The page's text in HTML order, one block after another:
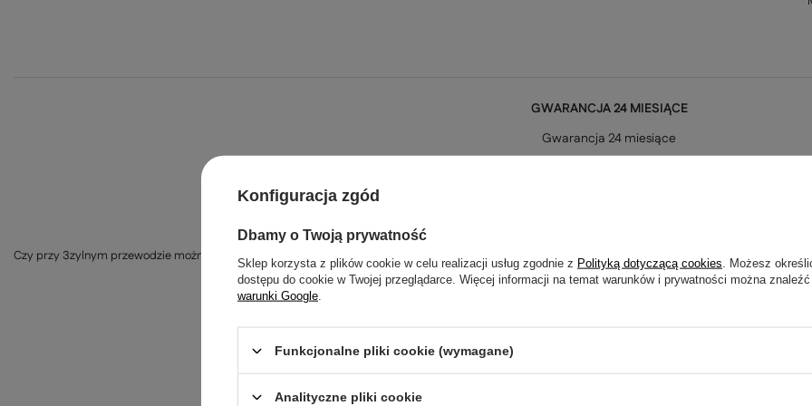
GWARANCJA 24 MIESIĄCE
Gwarancja 24 miesiące
Czy przy 3zylnym przewodzie można podłączyć na podwójny włącznik żeby osobno świeciły po 2 żarówki?
Konfiguracja zgód
Dbamy o Twoją prywatność
Sklep korzysta z plików cookie w celu realizacji usług zgodnie z Polityką dotyczącą cookies . Możesz
dostępu do cookie w Twojej przeglądarce. Więcej informacji na temat warunków i prywatności można
warunki Google
Funkcjonalne pliki cookie (wymagane)
Analityczne pliki cookie